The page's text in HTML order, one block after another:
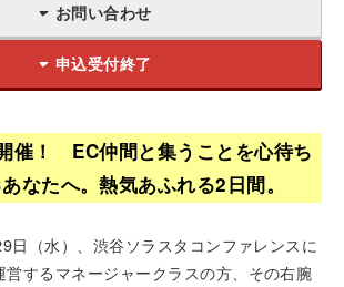
お問い合わせ
申込受付終了
催！ EC仲間と集うことを心待ち
なたへ。熱気あふれる2日間。
日（水）、渋谷ソラスタコンファレンスに
営するマネージャークラスの方、その右腕